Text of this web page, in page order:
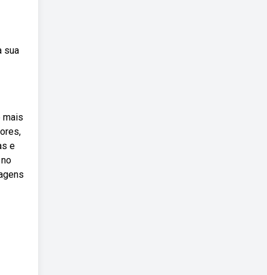
sua
mais
e